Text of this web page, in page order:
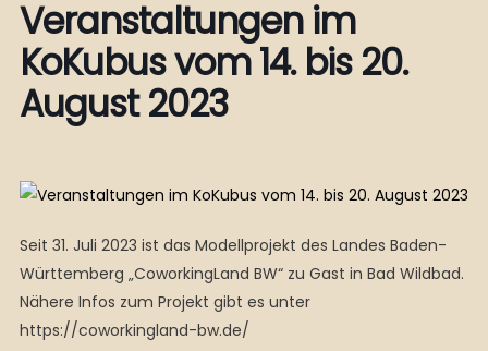
Veranstaltungen im
KoKubus vom 14. bis 20.
August 2023
Seit 31. Juli 2023 ist das Modellprojekt des Landes Baden-
Württemberg „CoworkingLand BW“ zu Gast in Bad Wildbad.
Nähere Infos zum Projekt gibt es unter
https://coworkingland-bw.de/